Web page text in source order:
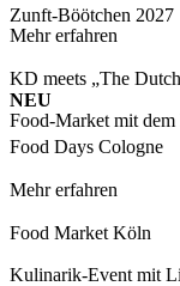
Zunft-Böötchen 2027
Mehr erfahren
NEU
KD meets „The
Food-Market mit
Food Days Cologne
Mehr erfahren
Food Market Köln
Kulinarik-Event mit